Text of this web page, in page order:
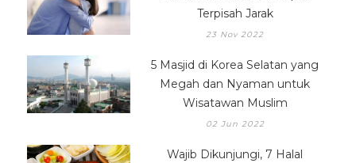
Terpisah Jarak
23 Nov 2022
5 Masjid di Korea Selatan yang
Megah dan Nyaman untuk
Wisatawan Muslim
02 Jun 2022
Wajib Dikunjungi, 7 Halal